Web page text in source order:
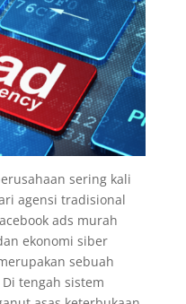
sering kali
agensi tradisional
ads murah
ekonomi siber
sebuah
tengah sistem